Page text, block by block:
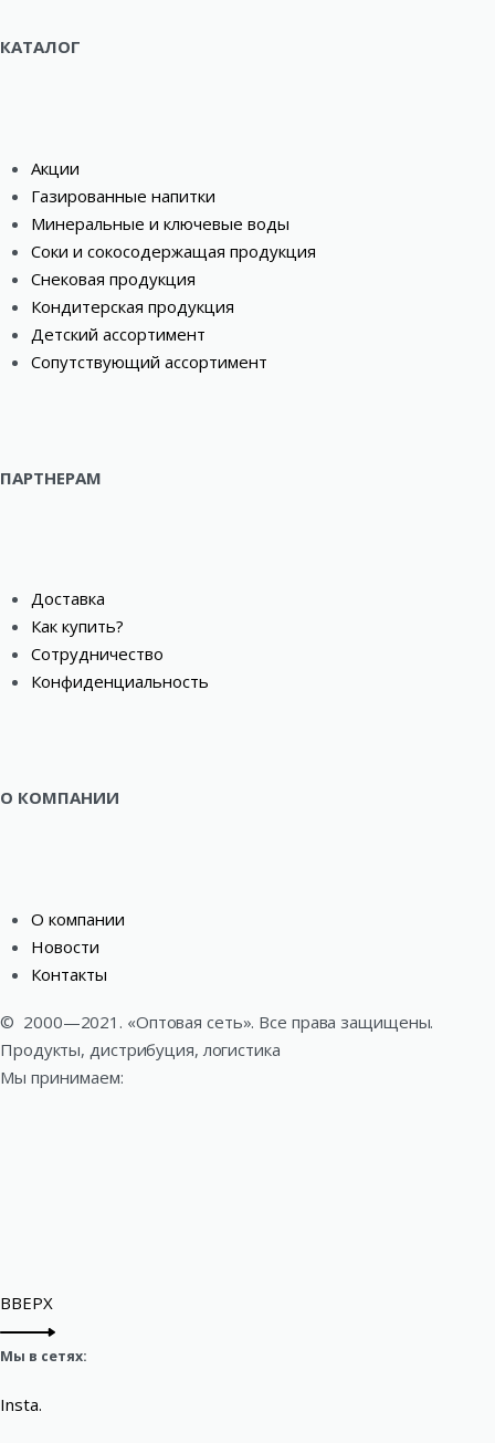
КАТАЛОГ
Акции
Газированные напитки
Минеральные и ключевые воды
Соки и сокосодержащая продукция
Снековая продукция
Кондитерская продукция
Детский ассортимент
Сопутствующий ассортимент
ПАРТНЕРАМ
Доставка
Как купить?
Сотрудничество
Конфиденциальность
О КОМПАНИИ
О компании
Новости
Контакты
© 2000—2021. «Оптовая сеть». Все права защищены.
Продукты, дистрибуция, логистика
Мы принимаем:
ВВЕРХ
Мы в сетях:
Insta.